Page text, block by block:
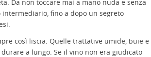
Da non toccare mai a mano nuda e senza
fino a dopo un segreto
così liscia. Quelle trattative umide, buie e
a lungo. Se il vino non era giudicato